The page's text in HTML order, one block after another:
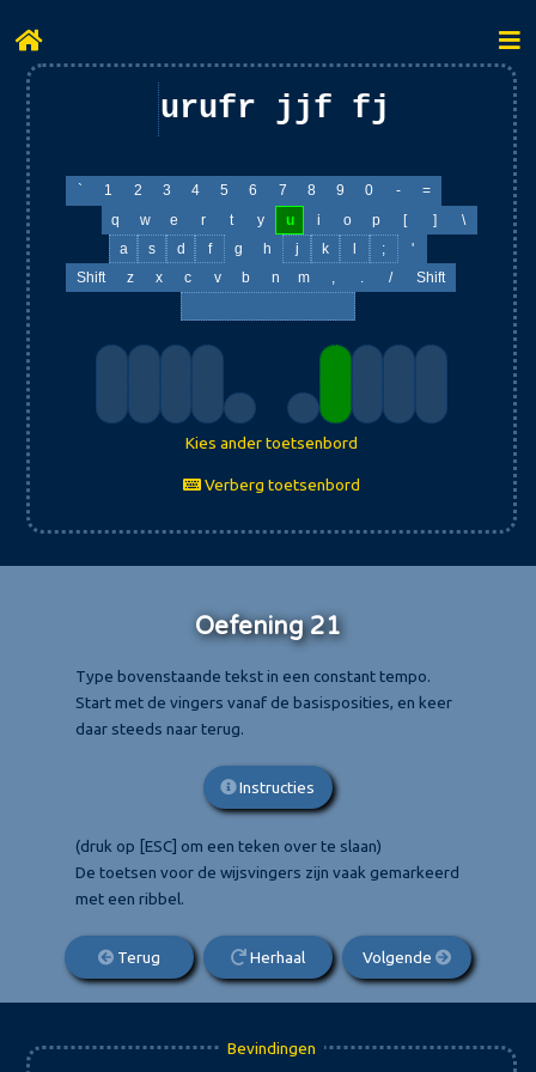
urufr jjf fjjff rjf
` 1 2 3 4 5 6 7 8 9 0 -
=
q
w e r t y u i o p [ ]
\
a
s d f g h j k l ;
'
Shift
z x c v b n m , . / Shift
Kies ander toetsenbord
Verberg toetsenbord
Oefening 21
Type bovenstaande tekst in een constant tempo.
Start met de vingers vanaf de basisposities, en keer
daar steeds naar terug.
Instructies
(druk op [ESC] om een teken over te slaan)
De toetsen voor de wijsvingers zijn vaak gemarkeerd
met een ribbel.
Terug Herhaal Volgende
Bevindingen